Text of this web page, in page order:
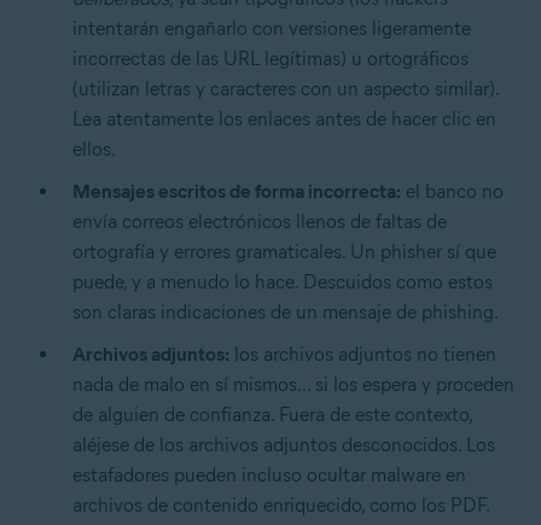
intentarán engañarlo con versiones ligeramente
incorrectas de las URL legítimas) u ortográficos
(utilizan letras y caracteres con un aspecto similar).
Lea atentamente los enlaces antes de hacer clic en
ellos.
Mensajes escritos de forma incorrecta: el banco no
envía correos electrónicos llenos de faltas de
ortografía y errores gramaticales. Un phisher sí que
puede, y a menudo lo hace. Descuidos como estos
son claras indicaciones de un mensaje de phishing.
Archivos adjuntos: los archivos adjuntos no tienen
nada de malo en sí mismos... si los espera y proceden
de alguien de confianza. Fuera de este contexto,
aléjese de los archivos adjuntos desconocidos. Los
estafadores pueden incluso ocultar malware en
archivos de contenido enriquecido, como los PDF.